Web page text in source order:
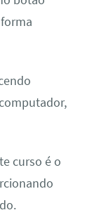
curso é o